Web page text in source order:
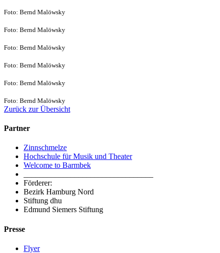
Foto: Bernd Malöwsky
Foto: Bernd Malöwsky
Foto: Bernd Malöwsky
Foto: Bernd Malöwsky
Foto: Bernd Malöwsky
Foto: Bernd Malöwsky
Zurück zur Übersicht
Partner
Zinnschmelze
Hochschule für Musik und Theater
Welcome to Barmbek
Förderer:
Bezirk Hamburg Nord
Stiftung dhu
Edmund Siemers Stiftung
Presse
Flyer